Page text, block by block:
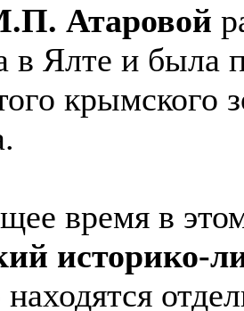
Атаровой
Ялте и была
крымского
время в
историко-
находятся